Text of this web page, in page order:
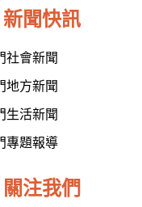
新聞快訊
社會新聞
地方新聞
生活新聞
專題報導
關注我們